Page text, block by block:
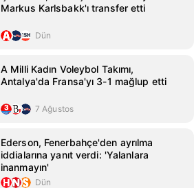
Markus Karlsbakk'ı transfer etti
Dün
A Milli Kadın Voleybol Takımı,
Antalya'da Fransa'yı 3-1 mağlup etti
7 Ağustos
Ederson, Fenerbahçe'den ayrılma
iddialarına yanıt verdi: 'Yalanlara
inanmayın'
Dün